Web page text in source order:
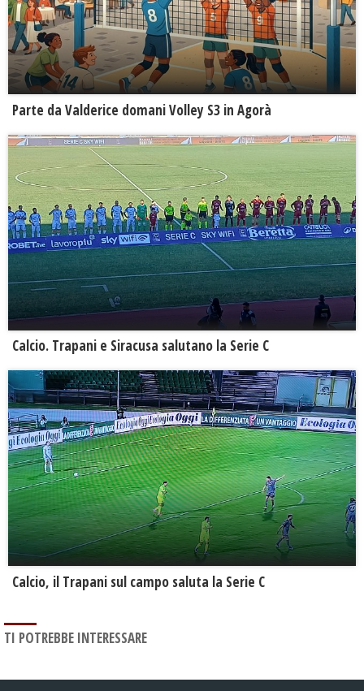
Parte da Valderice domani Volley S3 in Agorà
Calcio. Trapani e Siracusa salutano la Serie C
Calcio, il Trapani sul campo saluta la Serie C
TI POTREBBE INTERESSARE